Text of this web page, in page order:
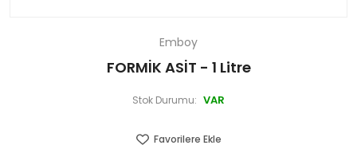
Emboy
FORMİK ASİT - 1 Litre
Stok Durumu: VAR
Favorilere Ekle